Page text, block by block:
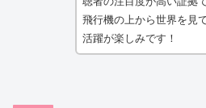
飛行機の上から世界を見
活躍が楽しみです！